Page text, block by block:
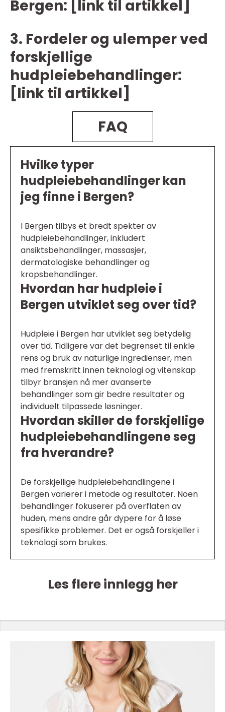
Bergen: [link til artikkel]
3. Fordeler og ulemper ved
forskjellige
hudpleiebehandlinger:
[link til artikkel]
FAQ
Hvilke typer
hudpleiebehandlinger kan
jeg finne i Bergen?
I Bergen tilbys et bredt spekter av
hudpleiebehandlinger, inkludert
ansiktsbehandlinger, massasjer,
dermatologiske behandlinger og
kropsbehandlinger.
Hvordan har hudpleie i
Bergen utviklet seg over tid?
Hudpleie i Bergen har utviklet seg betydelig
over tid. Tidligere var det begrenset til enkle
rens og bruk av naturlige ingredienser, men
med fremskritt innen teknologi og vitenskap
tilbyr bransjen nå mer avanserte
behandlinger som gir bedre resultater og
individuelt tilpassede løsninger.
Hvordan skiller de forskjellige
hudpleiebehandlingene seg
fra hverandre?
De forskjellige hudpleiebehandlingene i
Bergen varierer i metode og resultater. Noen
behandlinger fokuserer på overflaten av
huden, mens andre går dypere for å løse
spesifikke problemer. Det er også forskjeller i
teknologi som brukes.
Les flere innlegg her